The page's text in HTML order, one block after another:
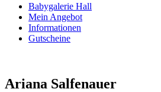
Babygalerie Hall
Mein Angebot
Informationen
Gutscheine
Ariana Salfenauer